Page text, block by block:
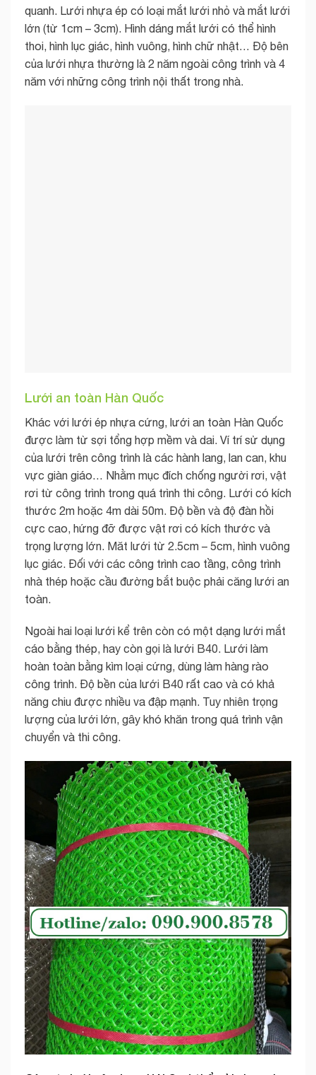
quanh. Lưới nhựa ép có loại mắt lưới nhỏ và mắt lưới
lớn (từ 1cm – 3cm). Hình dáng mắt lưới có thể hình
thoi, hình lục giác, hình vuông, hình chữ nhật… Độ bên
của lưới nhựa thường là 2 năm ngoài công trình và 4
năm với những công trình nội thất trong nhà.
Lưới an toàn Hàn Quốc
Khác với lưới ép nhựa cứng, lưới an toàn Hàn Quốc
được làm từ sợi tổng hợp mềm và dai. Ví trí sử dụng
của lưới trên công trình là các hành lang, lan can, khu
vực giàn giáo… Nhằm mục đích chống người rơi, vật
rơi từ công trình trong quá trình thi công. Lưới có kích
thước 2m hoặc 4m dài 50m. Độ bền và độ đàn hồi
cực cao, hứng đỡ được vật rơi có kích thước và
trọng lượng lớn. Măt lưới từ 2.5cm – 5cm, hình vuông
lục giác. Đối với các công trình cao tầng, công trình
nhà thép hoặc cầu đường bắt buộc phải căng lưới an
toàn.
Ngoài hai loại lưới kể trên còn có một dạng lưới mắt
cáo bằng thép, hay còn gọi là lưới B40. Lưới làm
hoàn toàn bằng kìm loại cứng, dùng làm hàng rào
công trình. Độ bền của lưới B40 rất cao và có khả
năng chiu được nhiều va đập mạnh. Tuy nhiên trọng
lượng của lưới lớn, gây khó khăn trong quá trình vận
chuyển và thi công.